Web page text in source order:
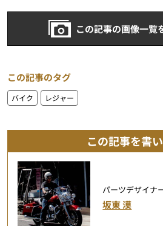
この記事の画像一覧
この記事のタグ
バイク レジャー
この記事を書
パーツデザイナ
坂東 漠